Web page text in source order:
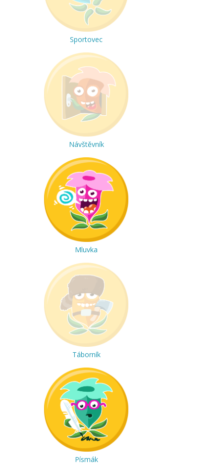
Sportovec
Návštěvník
Mluvka
Táborník
Písmák